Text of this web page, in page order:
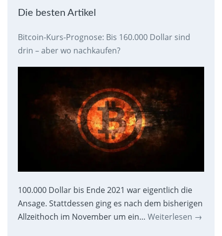
Die besten Artikel
Bitcoin-Kurs-Prognose: Bis 160.000 Dollar sind
drin – aber wo nachkaufen?
100.000 Dollar bis Ende 2021 war eigentlich die
Ansage. Stattdessen ging es nach dem bisherigen
Allzeithoch im November um ein… Weiterlesen →